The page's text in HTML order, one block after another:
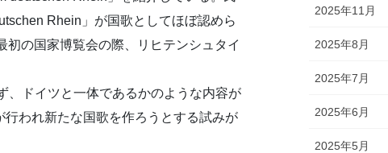
Rhein」が国歌としてほぼ認めら
の国家博覧会の際、リヒテンシュタイ
、ドイツと一体であるかのような内容が
われ新たな国歌を作ろうとする試みが
2025年11月
2025年8月
2025年7月
2025年6月
2025年5月